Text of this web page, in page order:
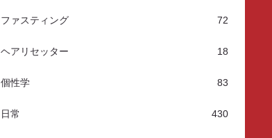
ファスティング 72
ヘアリセッター 18
個性学 83
日常 430